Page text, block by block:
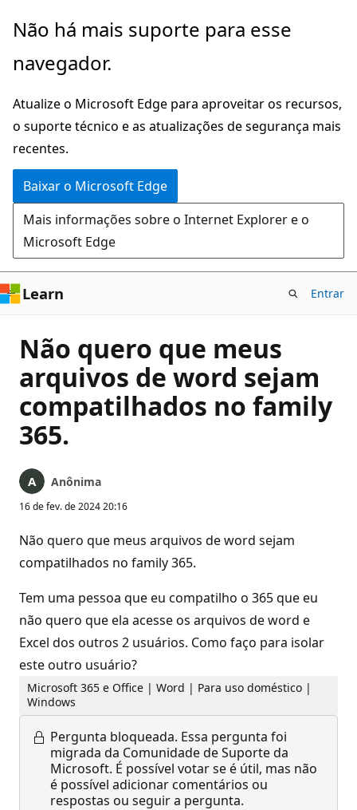
Pular
o
principal
Não há mais suporte para esse
navegador.
Atualize o Microsoft Edge para aproveitar os recursos,
o suporte técnico e as atualizações de segurança mais
recentes.
Baixar o Microsoft Edge
Mais informações sobre o Internet Explorer e o
Microsoft Edge
Learn Entrar
Não quero que meus
arquivos de word sejam
compatilhados no family
365.
Anônima
16 de fev. de 2024 20:16
Não quero que meus arquivos de word sejam
compatilhados no family 365.
Tem uma pessoa que eu compatilho o 365 que eu
não quero que ela acesse os arquivos de word e
Excel dos outros 2 usuários. Como faço para isolar
este outro usuário?
Microsoft 365 e Office | Word | Para uso doméstico |
Windows
Pergunta bloqueada. Essa pergunta foi
migrada da Comunidade de Suporte da
Microsoft. É possível votar se é útil, mas não
é possível adicionar comentários ou
respostas ou seguir a pergunta.